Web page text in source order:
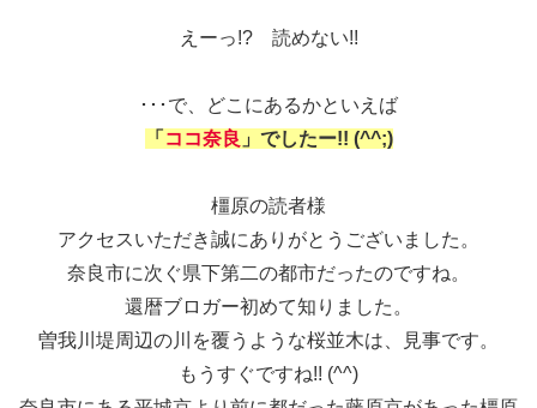
えーっ!? 読めない!!
･･･で、どこにあるかといえば
「 ココ奈良 」でしたー!! (^^;)
橿原の読者様
アクセスいただき誠にありがとうございました。
奈良市に次ぐ県下第二の都市だったのですね。
還暦ブロガー初めて知りました。
曽我川堤周辺の川を覆うような桜並木は、見事です。
もうすぐですね!! (^^)